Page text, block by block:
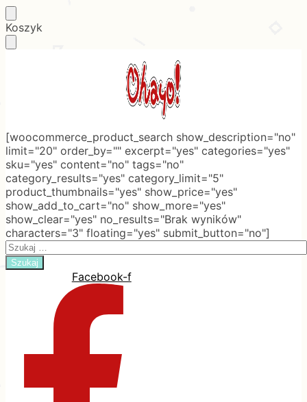
Skip
to
Skip
to
Koszyk
[woocommerce_product_search show_description="no"
limit="20" order_by="" excerpt="yes" categories="yes"
sku="yes" content="no" tags="no"
category_results="yes" category_limit="5"
product_thumbnails="yes" show_price="yes"
show_add_to_cart="no" show_more="yes"
show_clear="yes" no_results="Brak wyników"
characters="3" floating="yes" submit_button="no"]
Search
for:
Facebook-f